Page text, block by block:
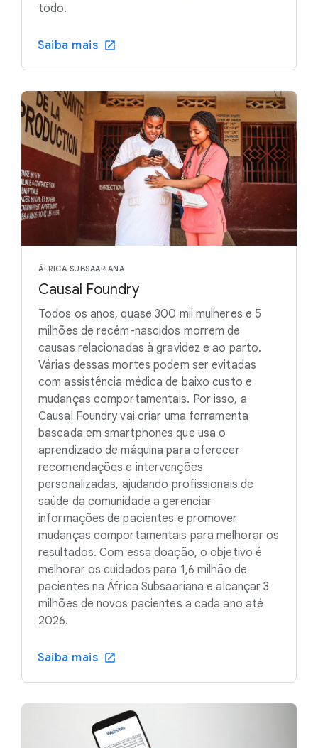
todo.
Saiba mais
ÁFRICA SUBSAARIANA
Causal Foundry
Todos os anos, quase 300 mil mulheres e 5
milhões de recém-nascidos morrem de
causas relacionadas à gravidez e ao parto.
Várias dessas mortes podem ser evitadas
com assistência médica de baixo custo e
mudanças comportamentais. Por isso, a
Causal Foundry vai criar uma ferramenta
baseada em smartphones que usa o
aprendizado de máquina para oferecer
recomendações e intervenções
personalizadas, ajudando profissionais de
saúde da comunidade a gerenciar
informações de pacientes e promover
mudanças comportamentais para melhorar os
resultados. Com essa doação, o objetivo é
melhorar os cuidados para 1,6 milhão de
pacientes na África Subsaariana e alcançar 3
milhões de novos pacientes a cada ano até
2026.
Saiba mais